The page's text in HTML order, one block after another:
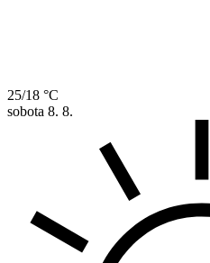
25/18 °C
sobota 8. 8.